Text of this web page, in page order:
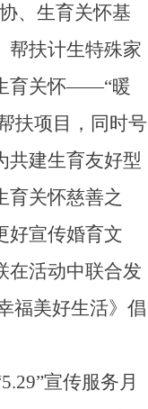
、生育关怀基
帮扶计生特殊家
育关怀——“暖
扶项目，同时号
共建生育友好型
育关怀慈善之
好宣传婚育文
在活动中联合发
福美好生活》倡
宣传服务月